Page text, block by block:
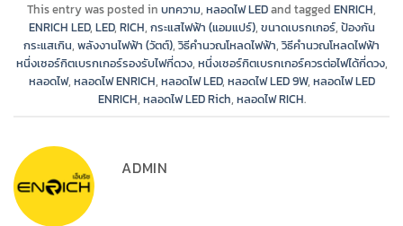
This entry was posted in บทความ, หลอดไฟ LEDand tagged ENRICH,
ENRICH LED, LED, RICH, กระแสไฟฟ้า (แอมแปร์), ขนาดเบรกเกอร์, ป้องกัน
กระแสเกิน, พลังงานไฟฟ้า (วัตต์),วิธีคำนวณโหลดไฟฟ้า,วิธีคำนวณโหลดไฟฟ้า
หนึ่งเซอร์กิตเบรกเกอร์รองรับไฟกี่ดวง, หนึ่งเซอร์กิตเบรกเกอร์ควรต่อไฟได้กี่ดวง,
หลอดไฟ, หลอดไฟ ENRICH, หลอดไฟ LED, หลอดไฟ LED 9W, หลอดไฟ LED
ENRICH, หลอดไฟ LED Rich, หลอดไฟ RICH.
ADMIN